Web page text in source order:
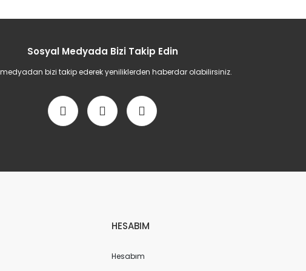
Sosyal Medyada Bizi Takip Edin
bizi takip ederek yeniliklerden haberdar olabilirsiniz.
HESABIM
Hesabım